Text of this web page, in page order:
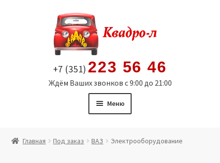
содержимому
+7 (351) 223 56 46
Ждём Ваших звонков с 9:00 до 21:00
Меню
Главная Под заказ ВАЗ Электрооборудование